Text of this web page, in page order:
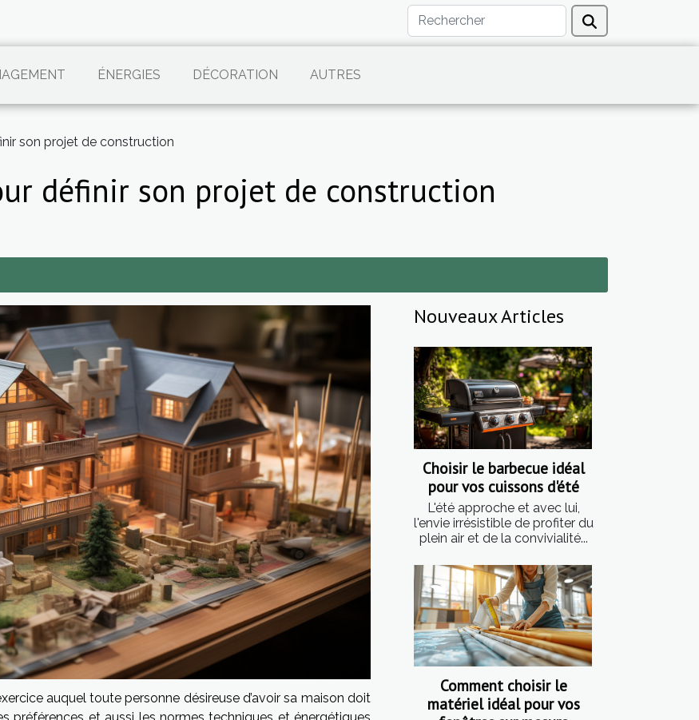
ÉNERGIES DÉCORATION AUTRES
son projet de construction
définir son projet de construction
auquel toute personne désireuse d’avoir sa maison doit
Nouveaux Articles
Choisir le barbecue idéal
pour vos cuissons d'été
L'été approche et avec lui,
l'envie irrésistible de profiter du
plein air et de la convivialité...
Comment choisir le
matériel idéal pour vos